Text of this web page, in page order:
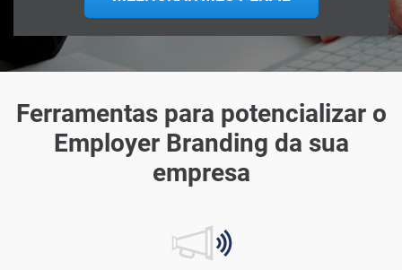
Ferramentas para potencializar o
Employer Branding da sua
empresa